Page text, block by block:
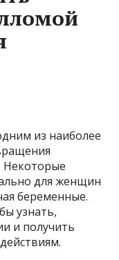
из наиболее
Некоторые
для женщин
беременные.
узнать,
и получить